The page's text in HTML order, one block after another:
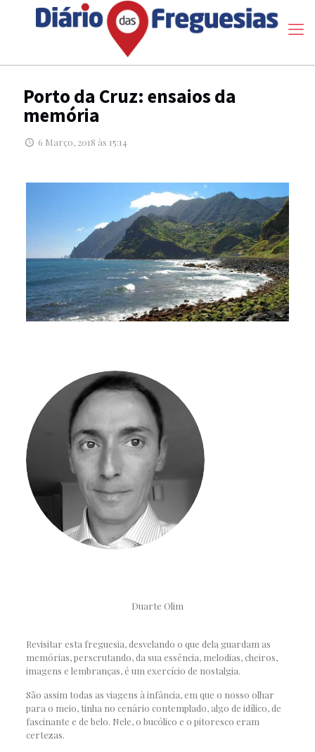
Porto da Cruz: ensaios da
memória
6 Março, 2018 às 15:14
Duarte Olim
Revisitar esta freguesia, desvelando o que dela guardam as
memórias, perscrutando, da sua essência, melodias, cheiros,
imagens e lembranças, é um exercício de nostalgia.
São assim todas as viagens à infância, em que o nosso olhar
para o meio, tinha no cenário contemplado, algo de idílico, de
fascinante e de belo. Nele, o bucólico e o pitoresco eram
certezas.